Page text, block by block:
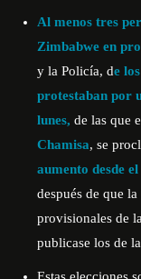
Al menos tres
Zimbabwe en
y la Policía, de
protestaban por
lunes, de las que
Chamisa, se
aumento desde
después de que
provisionales de
publicase los de